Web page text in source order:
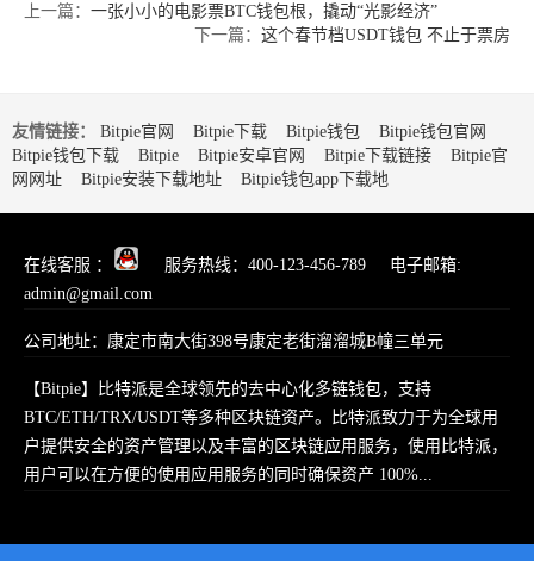
上一篇： 一张小小的电影票BTC钱包根，撬动“光影经济”
下一篇： 这个春节档USDT钱包 不止于票房
友情链接： Bitpie官网 Bitpie下载 Bitpie钱包
Bitpie钱包官网
Bitpie钱包下载
Bitpie Bitpie安卓官网 Bitpie下载链接
Bitpie官
网网址
Bitpie安装下载地址 Bitpie钱包app下载地
在线客服 ：
服务热线：400-123-456-789 电子邮箱:
admin@gmail.com
公司地址：康定市南大街398号康定老街溜溜城B幢三单元
【Bitpie】比特派是全球领先的去中心化多链钱包，支持
BTC/ETH/TRX/USDT等多种区块链资产。比特派致力于为全球用
户提供安全的资产管理以及丰富的区块链应用服务，使用比特派，
用户可以在方便的使用应用服务的同时确保资产 100%...